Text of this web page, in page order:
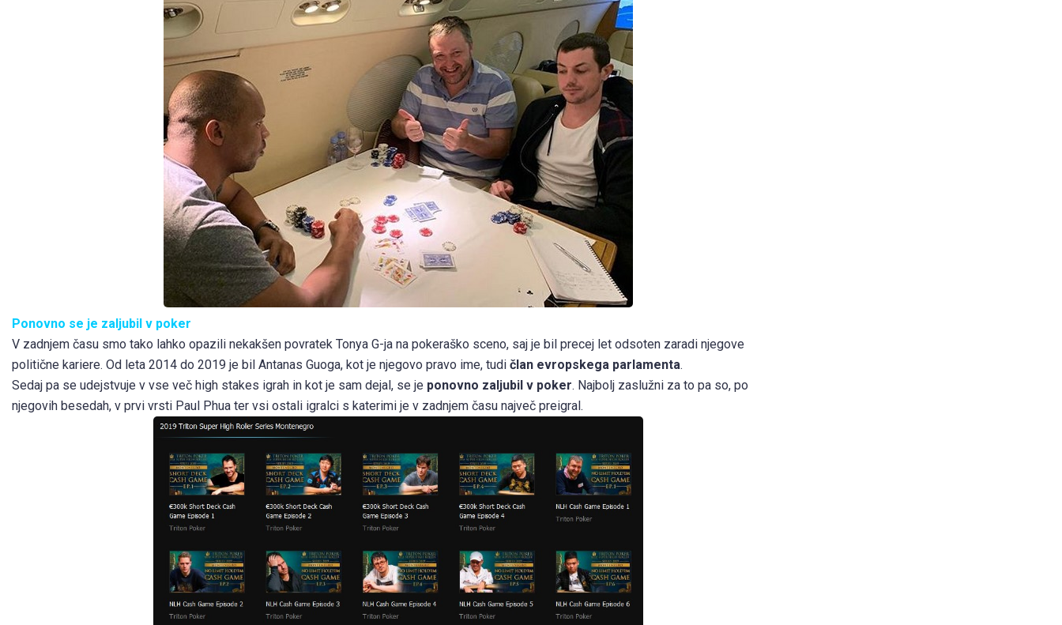
Ponovno se je zaljubil v poker
V zadnjem času smo tako lahko opazili nekakšen povratek Tonya G-ja na pokeraško sceno, saj je bil precej let odsoten zaradi njegove
politične kariere. Od leta 2014 do 2019 je bil Antanas Guoga, kot je njegovo pravo ime, tudi član evropskega parlamenta.
Sedaj pa se udejstvuje v vse več high stakes igrah in kot je sam dejal, se je ponovno zaljubil v poker. Najbolj zaslužni za to pa so, po
njegovih besedah, v prvi vrsti Paul Phua ter vsi ostali igralci s katerimi je v zadnjem času največ preigral.